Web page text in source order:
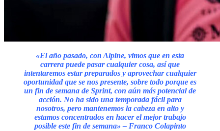
«El año pasado, con Alpine, vimos que en esta
carrera puede pasar cualquier cosa, así que
intentaremos estar preparados y aprovechar cualquier
oportunidad que se nos presente, sobre todo porque es
un fin de semana de Sprint, con aún más potencial de
acción. No ha sido una temporada fácil para
nosotros, pero mantenemos la cabeza en alto y
estamos concentrados en hacer el mejor trabajo
posible este fin de semana» – Franco Colapinto